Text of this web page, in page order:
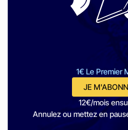
1€ Le Premier
JE
12€/mois
Annulez ou mettez en